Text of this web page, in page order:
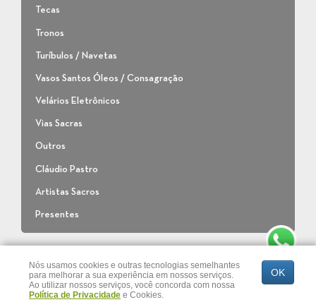
Tecas
Tronos
Turíbulos / Navetas
Vasos Santos Óleos / Consagração
Velários Eletrônicos
Vias Sacras
Outros
Cláudio Pastro
Artistas Sacros
Presentes
Política de Privacidade
Loja:Rua Araguaia, 88 | Bairro Canindé | São Paulo | SP | CEP: 03034-
000 | Fone: (11) 3228-6577
Nós usamos cookies e outras tecnologias semelhantes
para melhorar a sua experiência em nossos serviços.
Ao utilizar nossos serviços, você concorda com nossa
Política de Privacidade e Cookies.
OK